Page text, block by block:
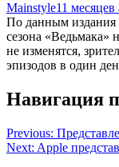
Mainstyle11 месяцев
По данным издания
сезона «Ведьмака»
не изменятся,
эпизодов в один
Навигация
Previous:
Next: Apple